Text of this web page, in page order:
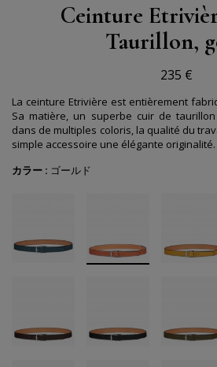
Ceinture
Taurillon,
235 €
La ceinture Etrivière est entièrement
Sa matière, un superbe cuir de
dans de multiples coloris, la qualité du
simple accessoire une élégante originalité.
カラー : ゴールド